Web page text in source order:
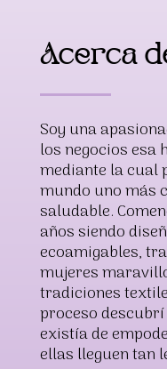
Acerca
Soy una
los negocios
mediante la cual
mundo uno más
saludable.
años siendo
ecoamigables,
mujeres
tradiciones
proceso
existía de
ellas lleguen tan